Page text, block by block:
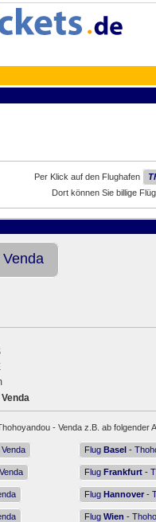
Per Klick auf den Flughafen
Dort können Sie billige
- Venda z.B. ab folgender
Flug Basel -
Flug Frankfurt -
Flug Hannover -
Flug Wien -